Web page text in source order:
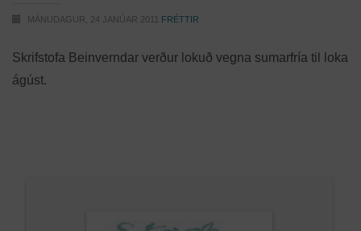
MÁNUDAGUR, 24 JANÚAR 2011 FRÉTTIR
Skrifstofa Beinverndar verður lokuð vegna sumarfría til loka
ágúst.